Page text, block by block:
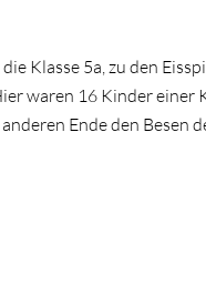
Klasse 5a, zu den
waren 16 Kinder einer
Ende den Besen